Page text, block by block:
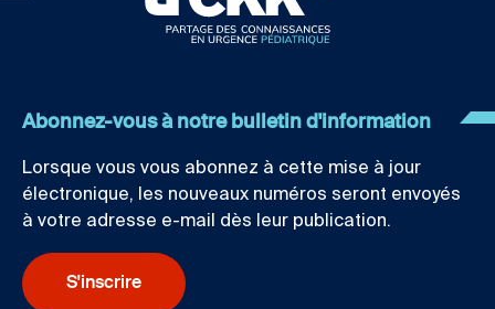
Abonnez-vous à notre bulletin d'information
Lorsque vous vous abonnez à cette mise à jour
électronique, les nouveaux numéros seront envoyés
à votre adresse e-mail dès leur publication.
S'inscrire